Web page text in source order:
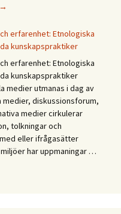
Forskningsprogrammet
→
erfarenhet: Etnologiska
kunskapspraktiker
erfarenhet: Etnologiska
kunskapspraktiker
medier utmanas i dag av
medier, diskussionsforum,
medier cirkulerar
tolkningar och
eller ifrågasätter
har uppmaningar …